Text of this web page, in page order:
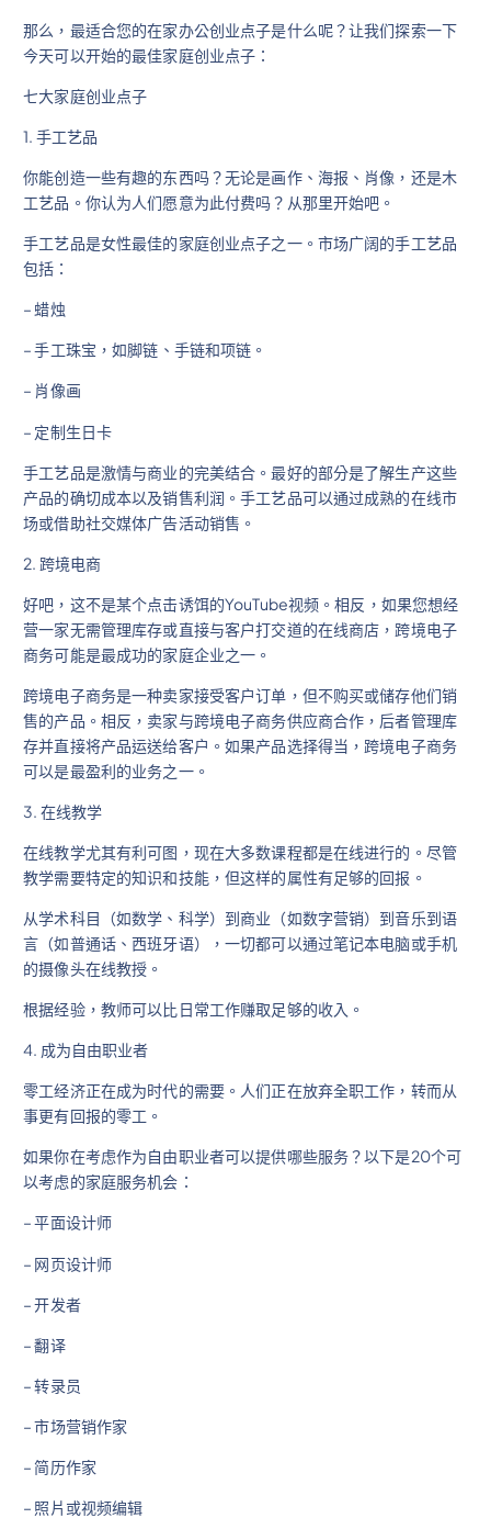
那么，最适合您的在家办公创业点子是什么呢？让我们探索一下
今天可以开始的最佳家庭创业点子：
七大家庭创业点子
1. 手工艺品
你能创造一些有趣的东西吗？无论是画作、海报、肖像，还是木
工艺品。你认为人们愿意为此付费吗？从那里开始吧。
手工艺品是女性最佳的家庭创业点子之一。市场广阔的手工艺品
包括：
– 蜡烛
– 手工珠宝，如脚链、手链和项链。
– 肖像画
– 定制生日卡
手工艺品是激情与商业的完美结合。最好的部分是了解生产这些
产品的确切成本以及销售利润。手工艺品可以通过成熟的在线市
场或借助社交媒体广告活动销售。
2. 跨境电商
好吧，这不是某个点击诱饵的YouTube视频。相反，如果您想经
营一家无需管理库存或直接与客户打交道的在线商店，跨境电子
商务可能是最成功的家庭企业之一。
跨境电子商务是一种卖家接受客户订单，但不购买或储存他们销
售的产品。相反，卖家与跨境电子商务供应商合作，后者管理库
存并直接将产品运送给客户。如果产品选择得当，跨境电子商务
可以是最盈利的业务之一。
3. 在线教学
在线教学尤其有利可图，现在大多数课程都是在线进行的。尽管
教学需要特定的知识和技能，但这样的属性有足够的回报。
从学术科目（如数学、科学）到商业（如数字营销）到音乐到语
言（如普通话、西班牙语），一切都可以通过笔记本电脑或手机
的摄像头在线教授。
根据经验，教师可以比日常工作赚取足够的收入。
4. 成为自由职业者
零工经济正在成为时代的需要。人们正在放弃全职工作，转而从
事更有回报的零工。
如果你在考虑作为自由职业者可以提供哪些服务？以下是20个可
以考虑的家庭服务机会：
– 平面设计师
– 网页设计师
– 开发者
– 翻译
– 转录员
– 市场营销作家
– 简历作家
– 照片或视频编辑